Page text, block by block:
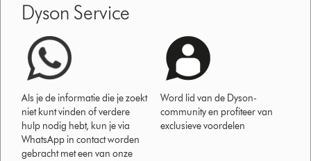
Dyson Service
Als je de informatie die je zoekt
niet kunt vinden of verdere
hulp nodig hebt, kun je via
WhatsApp in contact worden
gebracht met een van onze
Word lid van de Dyson-
community en profiteer van
exclusieve voordelen